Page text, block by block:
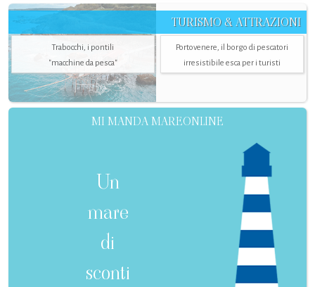
TURISMO & ATTRAZIONI
Trabocchi, i pontili
"macchine da pesca"
Portovenere, il borgo di pescatori
irresistibile esca per i turisti
MI MANDA MAREONLINE
Un
mare
di
sconti